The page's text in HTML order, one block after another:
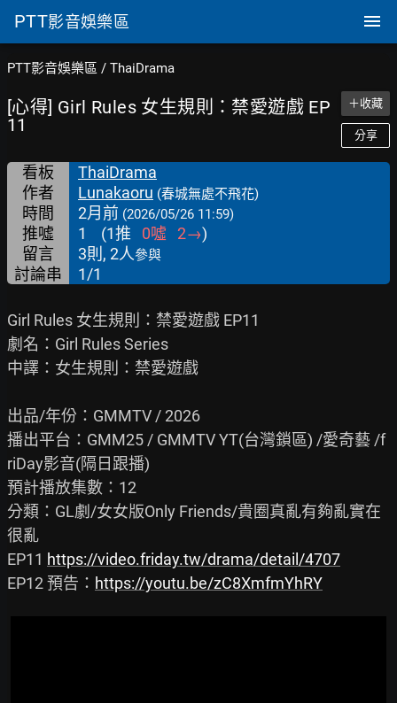
PTT影音娛樂區
PTT影音娛樂區 / ThaiDrama
[心得] Girl Rules 女生規則：禁愛遊戲 EP
11
＋收藏
分享
看板
ThaiDrama
作者
Lunakaoru (春城無處不飛花)
時間 2月前 (2026/05/26 11:59)
推噓 1 (1推 0噓 2→)
留言
3則, 2人參與
討論串 1/1
Girl Rules 女生規則：禁愛遊戲 EP11
劇名：Girl Rules Series
中譯：女生規則：禁愛遊戲
出品/年份：GMMTV / 2026
播出平台：GMM25 / GMMTV YT(台灣鎖區) /愛奇藝 /f
riDay影音(隔日跟播)
預計播放集數：12
分類：GL劇/女女版Only Friends/貴圈真亂有夠亂實在
很亂
EP11 https://video.friday.tw/drama/detail/4707
EP12 預告： https://youtu.be/zC8XmfmYhRY